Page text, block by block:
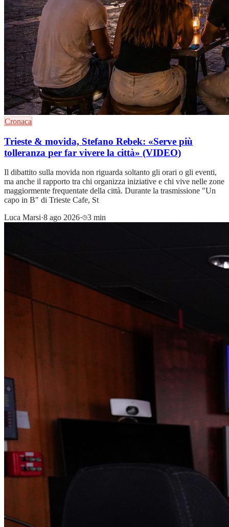
Cronaca
Trieste & movida, Stefano Rebek: «Serve più
tolleranza per far vivere la città» (VIDEO)
Il dibattito sulla movida non riguarda soltanto gli orari o gli eventi,
ma anche il rapporto tra chi organizza iniziative e chi vive nelle zone
maggiormente frequentate della città. Durante la trasmissione "Un
capo in B" di Trieste Cafe, St
Luca Marsi·8 ago 2026· 3 min